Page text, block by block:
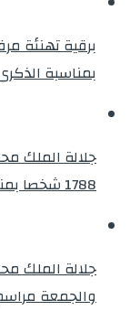
برقية تهنئة
بمناسبة
جلالة الملك
1788 شخصا بمناسبة عيد العرش المجيد
جلالة الملك
والجمعة